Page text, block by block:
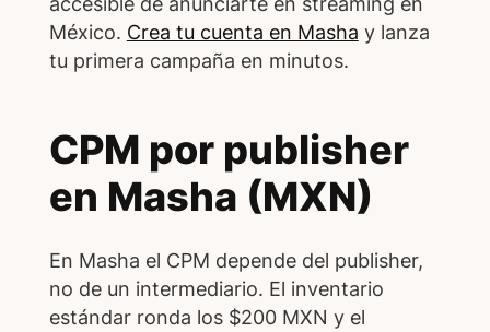
México. Crea tu cuenta en Masha y lanza
tu primera campaña en minutos.
CPM por publisher
en Masha (MXN)
En Masha el CPM depende del publisher,
no de un intermediario. El inventario
estándar ronda los $200 MXN y el